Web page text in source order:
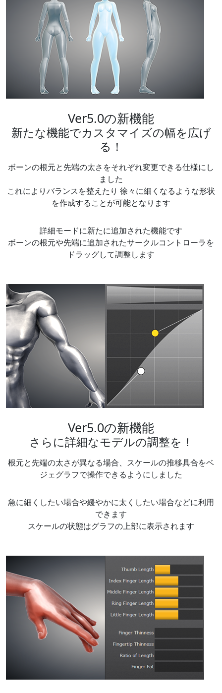
Ver5.0の新機能
新たな機能でカスタマイズの幅を広げ
る！
ボーンの根元と先端の太さをそれぞれ変更できる仕様にし
ました
これによりバランスを整えたり 徐々に細くなるような形状
を作成することが可能となります
詳細モードに新たに追加された機能です
ボーンの根元や先端に追加されたサークルコントローラを
ドラッグして調整します
Ver5.0の新機能
さらに詳細なモデルの調整を！
根元と先端の太さが異なる場合、スケールの推移具合をベ
ジェグラフで操作できるようにしました
急に細くしたい場合や緩やかに太くしたい場合などに利用
できます
スケールの状態はグラフの上部に表示されます